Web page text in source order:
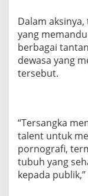
Dalam
yang
berbagai
dewasa yang
tersebut.
“Tersangka
talent untuk
pornografi,
tubuh yang
kepada